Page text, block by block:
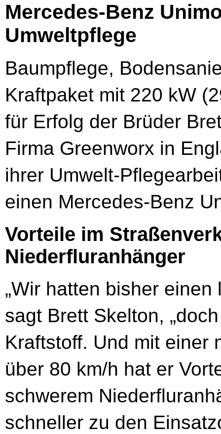
Mercedes-Benz
Umweltpflege
Baumpflege,
Kraftpaket mit 220 kW
für Erfolg der Brüder
Firma Greenworx in
ihrer Umwelt-
einen Mercedes-Benz
Vorteile im
Niederfluranhänger
„Wir hatten bisher
sagt Brett Skelton,
Kraftstoff. Und mit einer
über 80 km/h hat er
schwerem
schneller zu den